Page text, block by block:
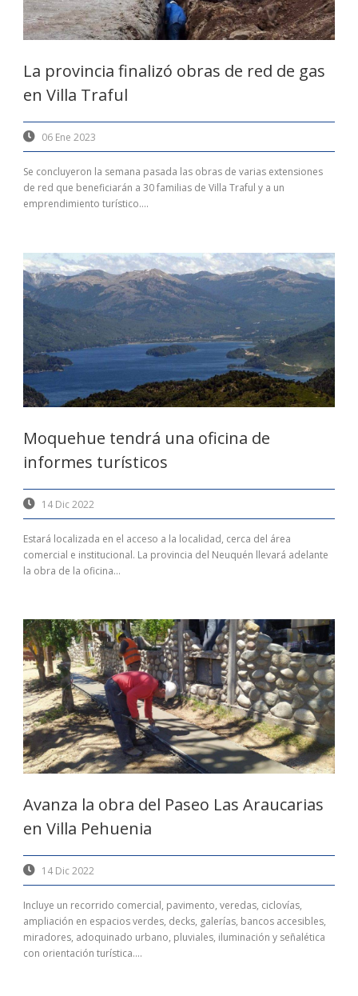
La provincia finalizó obras de red de gas
en Villa Traful
06 Ene 2023
Se concluyeron la semana pasada las obras de varias extensiones
de red que beneficiarán a 30 familias de Villa Traful y a un
emprendimiento turístico....
Moquehue tendrá una oficina de
informes turísticos
14 Dic 2022
Estará localizada en el acceso a la localidad, cerca del área
comercial e institucional. La provincia del Neuquén llevará adelante
la obra de la oficina...
Avanza la obra del Paseo Las Araucarias
en Villa Pehuenia
14 Dic 2022
Incluye un recorrido comercial, pavimento, veredas, ciclovías,
ampliación en espacios verdes, decks, galerías, bancos accesibles,
miradores, adoquinado urbano, pluviales, iluminación y señalética
con orientación turística....